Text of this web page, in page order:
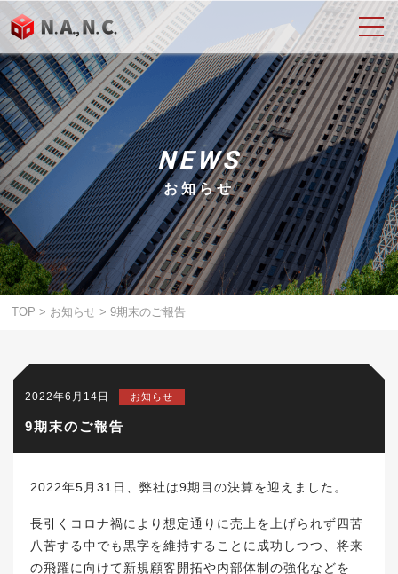
NEWS
お知らせ
TOP > お知らせ> 9期末のご報告
2022年6月14日 お知らせ
9期末のご報告
2022年5月31日、弊社は9期目の決算を迎えました。
長引くコロナ禍により想定通りに売上を上げられず四苦
八苦する中でも黒字を維持することに成功しつつ、将来
の飛躍に向けて新規顧客開拓や内部体制の強化などを